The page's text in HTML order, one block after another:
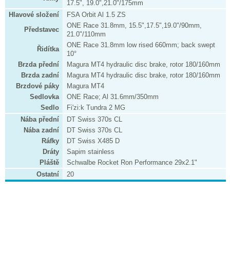
17.5", 19.0",21.0"/175mm
Hlavové složení
FSA Orbit Al 1.5 ZS
Představec
ONE Race 31.8mm, 15.5",17.5",19.0"/90mm,
21.0"/110mm
Řidítka
ONE Race 31.8mm low rised 660mm; back swept
10°
Brzda přední
Magura MT4 hydraulic disc brake, rotor 180/160mm
Brzda zadní
Magura MT4 hydraulic disc brake, rotor 180/160mm
Brzdové páky
Magura MT4
Sedlovka
ONE Race; Al 31.6mm/350mm
Sedlo
Fi'zi:k Tundra 2 MG
Nába přední
DT Swiss 370s CL
Nába zadní
DT Swiss 370s CL
Ráfky
DT Swiss X485 D
Dráty
Sapim stainless
Pláště
Schwalbe Rocket Ron Performance 29x2.1"
Ostatní
20